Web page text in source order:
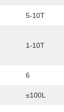
5-10T
1-10T
6
≤100L